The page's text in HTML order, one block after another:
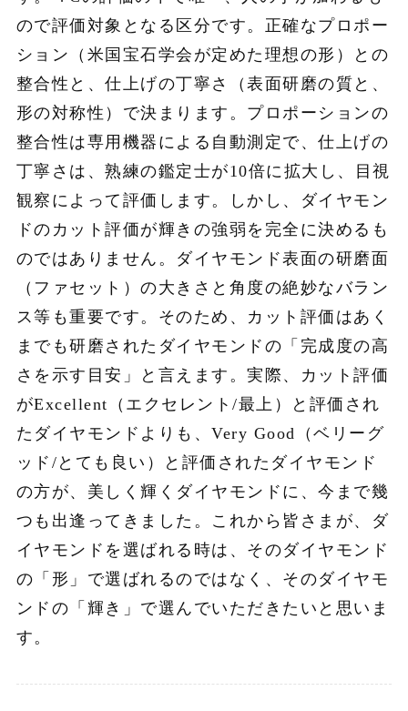
ので評価対象となる区分です。正確なプロポー
ション（米国宝石学会が定めた理想の形）との
整合性と、仕上げの丁寧さ（表面研磨の質と、
形の対称性）で決まります。プロポーションの
整合性は専用機器による自動測定で、仕上げの
丁寧さは、熟練の鑑定士が10倍に拡大し、目視
観察によって評価します。しかし、ダイヤモン
ドのカット評価が輝きの強弱を完全に決めるも
のではありません。ダイヤモンド表面の研磨面
（ファセット）の大きさと角度の絶妙なバラン
ス等も重要です。そのため、カット評価はあく
までも研磨されたダイヤモンドの「完成度の高
さを示す目安」と言えます。実際、カット評価
がExcellent（エクセレント/最上）と評価され
たダイヤモンドよりも、Very Good（ベリーグ
ッド/とても良い）と評価されたダイヤモンド
の方が、美しく輝くダイヤモンドに、今まで幾
つも出逢ってきました。これから皆さまが、ダ
イヤモンドを選ばれる時は、そのダイヤモンド
の「形」で選ばれるのではなく、そのダイヤモ
ンドの「輝き」で選んでいただきたいと思いま
す。